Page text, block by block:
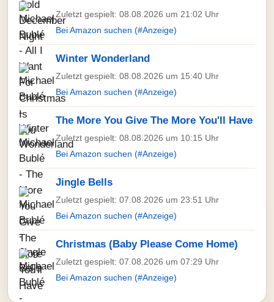
Zuletzt gespielt: 08.08.2026 um 21:02 Uhr
Bei Amazon suchen (#Anzeige)
Winter Wonderland
Zuletzt gespielt: 08.08.2026 um 15:40 Uhr
Bei Amazon suchen (#Anzeige)
The More You Give The More You'll Have
Zuletzt gespielt: 08.08.2026 um 10:15 Uhr
Bei Amazon suchen (#Anzeige)
Jingle Bells
Zuletzt gespielt: 07.08.2026 um 23:51 Uhr
Bei Amazon suchen (#Anzeige)
Christmas (Baby Please Come Home)
Zuletzt gespielt: 07.08.2026 um 07:29 Uhr
Bei Amazon suchen (#Anzeige)